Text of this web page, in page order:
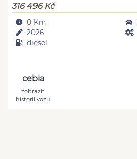
316 496 Kč
0 Km
2026
diesel
cebia
zobrazit
historii vozu